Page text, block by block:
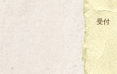
受付